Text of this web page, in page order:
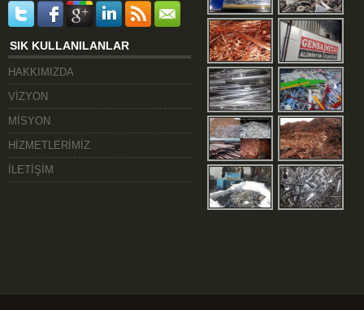
SIK KULLANILANLAR
HAKKIMIZDA
VİZYON
MİSYON
HİZMETLERİMİZ
İLETİŞİM